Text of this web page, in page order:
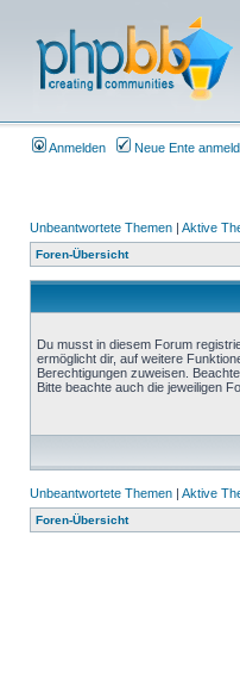
Anmelden Neue Ente
Unbeantwortete Themen | Aktive
Foren-Übersicht
Du musst in diesem Forum
ermöglicht dir, auf weitere
Berechtigungen zuweisen.
Bitte beachte auch die jeweiligen
Unbeantwortete Themen | Aktive
Foren-Übersicht